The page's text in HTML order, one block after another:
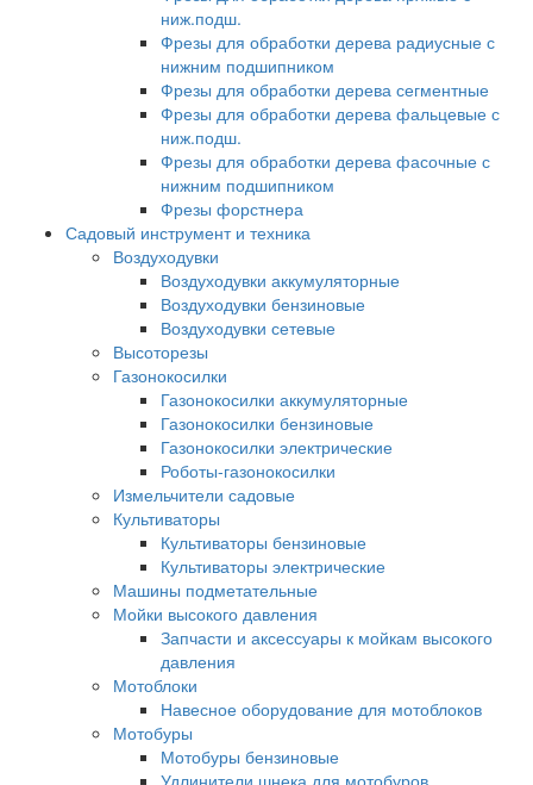
ниж.подш.
Фрезы для обработки дерева радиусные с
нижним подшипником
Фрезы для обработки дерева сегментные
Фрезы для обработки дерева фальцевые с
ниж.подш.
Фрезы для обработки дерева фасочные с
нижним подшипником
Фрезы форстнера
Садовый инструмент и техника
Воздуходувки
Воздуходувки аккумуляторные
Воздуходувки бензиновые
Воздуходувки сетевые
Высоторезы
Газонокосилки
Газонокосилки аккумуляторные
Газонокосилки бензиновые
Газонокосилки электрические
Роботы-газонокосилки
Измельчители садовые
Культиваторы
Культиваторы бензиновые
Культиваторы электрические
Машины подметательные
Мойки высокого давления
Запчасти и аксессуары к мойкам высокого
давления
Мотоблоки
Навесное оборудование для мотоблоков
Мотобуры
Мотобуры бензиновые
Удлинители шнека для мотобуров